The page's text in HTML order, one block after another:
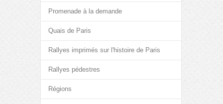
Promenade à la demande
Quais de Paris
Rallyes imprimés sur l'histoire de Paris
Rallyes pédestres
Régions